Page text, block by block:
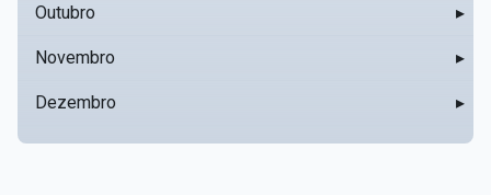
Outubro ▸
Novembro ▸
Dezembro ▸